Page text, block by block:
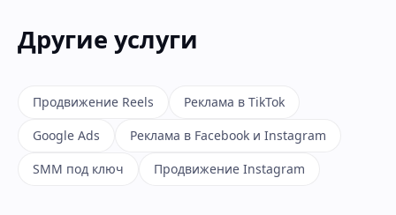
Другие услуги
Продвижение Reels
Реклама в TikTok
Google Ads
Реклама в Facebook и Instagram
SMM под ключ
Продвижение Instagram